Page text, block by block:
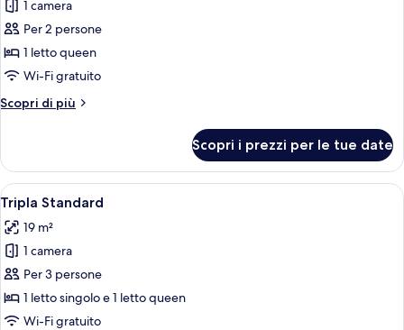
foto
per
Doppia
Standard
1 camera
Per 2 persone
1 letto queen
Wi-Fi gratuito
Scopri di più
Altri
Standard
Scopri i prezzi per le tue date
Apri
tutte
le
foto
per
Tripla
Standard
Una camera d'albergo con due letti,
3
Tripla Standard
19 m²
1 camera
Per 3 persone
1 letto singolo e 1 letto queen
Wi-Fi gratuito